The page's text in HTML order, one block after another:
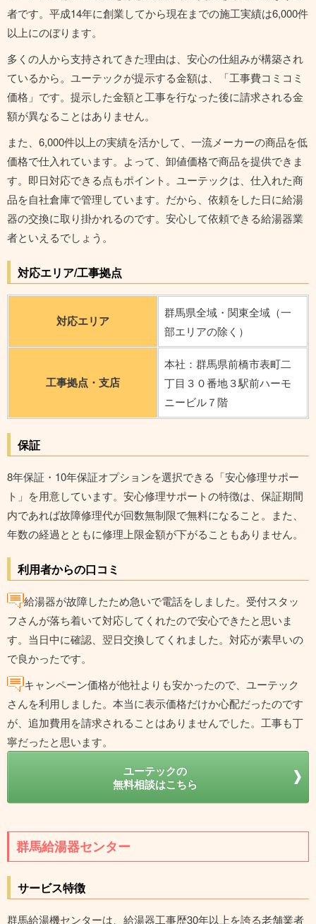
者です。平成14年に創業してから現在までの施工実績は6,000件
以上にのぼります。
多くの人から支持されてきた理由は、安心の仕組みが構築され
ているから。ユーテックが提示する金額は、「工事費コミコミ
価格」です。提示した金額と工事を行なった後に請求される金
額が異なることはありません。
また、6,000件以上の実績を活かして、一流メーカーの商品を低
価格で仕入れています。よって、卸値価格で商品を提供できま
す。即日対応できる点もポイント。ユーテックは、仕入れた商
品を自社倉庫で管理しています。だから、依頼をした日に給湯
器の交換に取り掛かれるのです。安心して依頼できる給湯器業
者といえるでしょう。
対応エリア/工事拠点
対応エリア
群馬県全域・関東全域（一
部エリアの除く）
工事拠点・支店
本社：群馬県前橋市表町二
丁目３０番地３駅前ハーモ
ニービル７階
保証
8年保証・10年保証オプションを選択できる「安心修理サポー
ト」を用意しています。安心修理サポートの特徴は、保証期間
内であれば故障修理代が回数無制限で無料になること。また、
年数の経過とともに修理上限金額が下がることもありません。
利用者からの口コミ
給湯器が故障したため急いで電話をしました。受付スタッ
フさんが落ち着いて対応してくれたので安心できたと思いま
す。当日中に確認、翌日交換してくれました。対応が素早いの
で良かったです。
キャンペーン価格が他社よりも安かったので、ユーテック
さんを利用しました。本当に表示価格だけか心配だったのです
が、追加費用を請求されることはありませんでした。工事も丁
寧だったと思います。
ユーテックの
無料相談はこちら
群馬給湯器センター
サービス特徴
群馬給湯機センターは、給湯器工事歴30年以上を誇る老舗業者